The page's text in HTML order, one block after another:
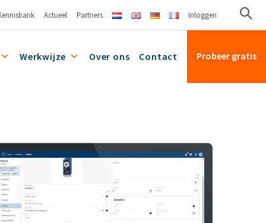
Actueel Partners Inloggen
Werkwijze Over ons Contact Probeer gratis